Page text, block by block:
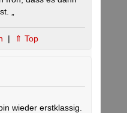
„
| ⇑ Top
wieder erstklassig.